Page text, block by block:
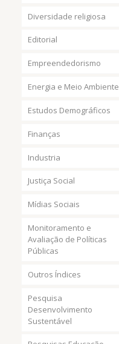
Diversidade religiosa
Editorial
Empreendedorismo
Energia e Meio Ambiente
Estudos Demográficos
Finanças
Industria
Justiça Social
Mídias Sociais
Monitoramento e
Avaliação de Políticas
Públicas
Outros Índices
Pesquisa
Desenvolvimento
Sustentável